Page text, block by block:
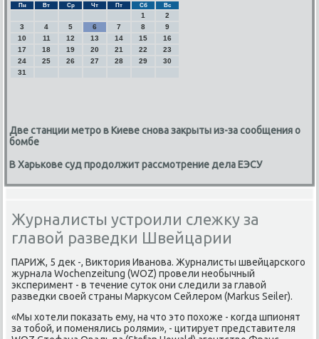
Пн Вт Ср Чт Пт Сб Вс
1
2
3
4 5 6 7 8
9
10
11 12 13 14 15
16
17
18 19 20 21 22
23
24
25 26 27 28 29
30
31
Две станции метро в Киеве снова закрыты из-за сообщения о
бомбе
В Харькове суд продолжит рассмотрение дела ЕЭСУ
Журналисты устроили слежку за
главой разведки Швейцарии
ПАРИЖ, 5 дек -, Виктория Иванова. Журналисты швейцарского
журнала Wochenzeitung (WOZ) провели необычный
эксперимент - в течение суток они следили за главой
разведки своей страны Маркусом Сейлером (Markus Seiler).
«Мы хотели показать ему, на что это похоже - когда шпионят
за тобой, и поменялись ролями», - цитирует представителя